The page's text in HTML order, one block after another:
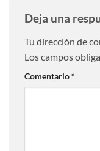
Deja una
Tu dirección de
Los campos
Comentario*